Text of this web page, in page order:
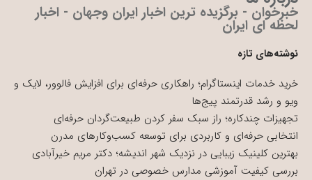
خبرخوان - برگزیده ترین اخبار ایران وجهان - اخبار
لحظه ای ایران
نوشته‌های تازه
خرید خدمات اینستاگرام؛ راهکاری حرفه‌ای برای افزایش فالوور، لایک و
ویو و رشد قدرتمند پیج‌ها
تجهیزات چندکاره؛ راز سبک سفر کردن طبیعت‌گردان حرفه‌ای
انتخابی حرفه‌ای و کاربردی برای توسعه کسب‌وکارهای مدرن
بهترین کلینیک زیبایی در نزدیک شهر اندیشه؛ دکتر مریم خیرآبادی
بررسی کیفیت آموزشی مدارس خصوصی در تهران